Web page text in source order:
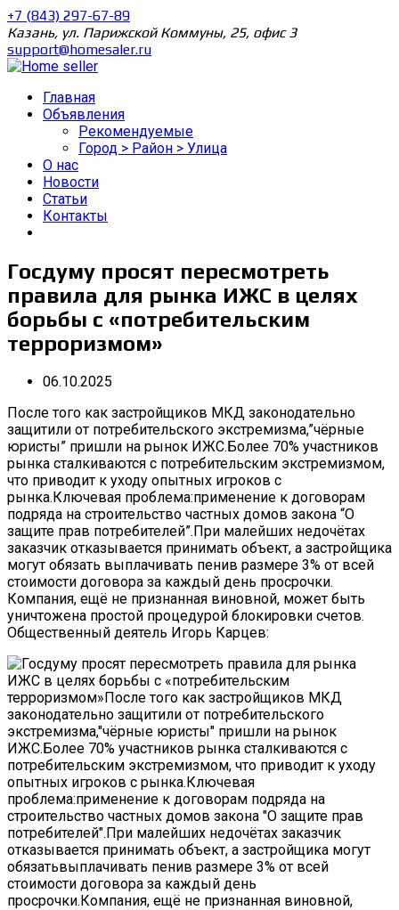
+7 (843) 297-67-89
Казань, ул. Парижской Коммуны, 25, офис 3
support@homesaler.ru
Главная
Объявления
Рекомендуемые
Город > Район > Улица
О нас
Новости
Статьи
Контакты
Госдуму просят пересмотреть
правила для рынка ИЖС в целях
борьбы с «потребительским
терроризмом»
06.10.2025
После того как застройщиков МКД законодательно
защитили от потребительского экстремизма,”чёрные
юристы” пришли на рынок ИЖС.Более 70% участников
рынка сталкиваются с потребительским экстремизмом,
что приводит к уходу опытных игроков с
рынка.Ключевая проблема:применение к договорам
подряда на строительство частных домов закона “О
защите прав потребителей”.При малейших недочётах
заказчик отказывается принимать объект, а застройщика
могут обязать выплачивать пенив размере 3% от всей
стоимости договора за каждый день просрочки.
Компания, ещё не признанная виновной, может быть
уничтожена простой процедурой блокировки счетов.
Общественный деятель Игорь Карцев: